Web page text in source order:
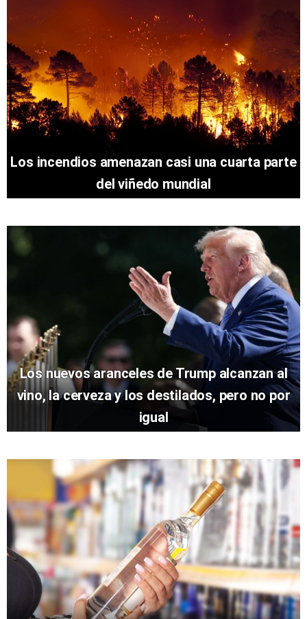
Los incendios amenazan casi una cuarta parte
del viñedo mundial
Los nuevos aranceles de Trump alcanzan al
vino, la cerveza y los destilados, pero no por
igual